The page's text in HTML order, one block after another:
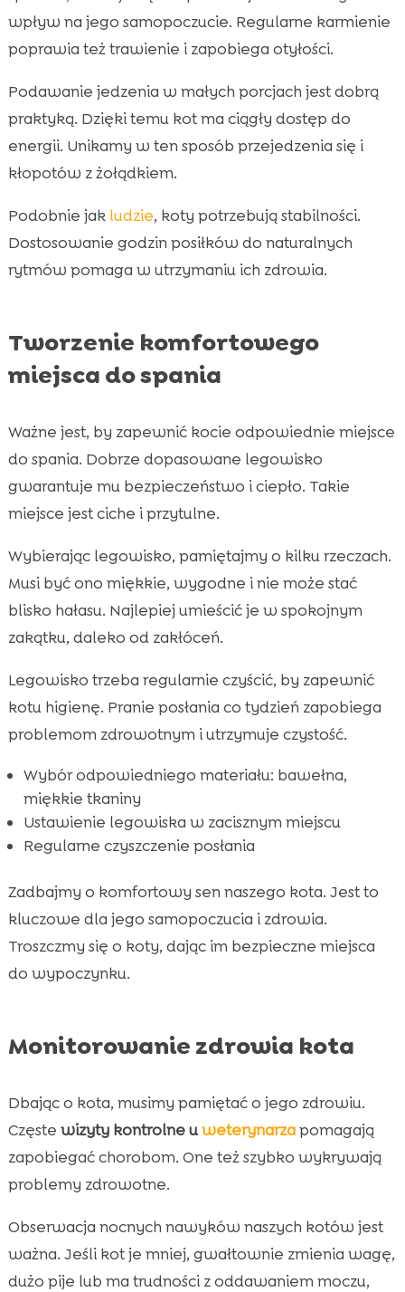
wpływ na jego samopoczucie. Regularne karmienie
poprawia też trawienie i zapobiega otyłości.
Podawanie jedzenia w małych porcjach jest dobrą
praktyką. Dzięki temu kot ma ciągły dostęp do
energii. Unikamy w ten sposób przejedzenia się i
kłopotów z żołądkiem.
Podobnie jak ludzie, koty potrzebują stabilności.
Dostosowanie godzin posiłków do naturalnych
rytmów pomaga w utrzymaniu ich zdrowia.
Tworzenie komfortowego
miejsca do spania
Ważne jest, by zapewnić kocie odpowiednie miejsce
do spania. Dobrze dopasowane legowisko
gwarantuje mu bezpieczeństwo i ciepło. Takie
miejsce jest ciche i przytulne.
Wybierając legowisko, pamiętajmy o kilku rzeczach.
Musi być ono miękkie, wygodne i nie może stać
blisko hałasu. Najlepiej umieścić je w spokojnym
zakątku, daleko od zakłóceń.
Legowisko trzeba regularnie czyścić, by zapewnić
kotu higienę. Pranie posłania co tydzień zapobiega
problemom zdrowotnym i utrzymuje czystość.
Wybór odpowiedniego materiału: bawełna,
miękkie tkaniny
Ustawienie legowiska w zacisznym miejscu
Regularne czyszczenie posłania
Zadbajmy o komfortowy sen naszego kota. Jest to
kluczowe dla jego samopoczucia i zdrowia.
Troszczmy się o koty, dając im bezpieczne miejsca
do wypoczynku.
Monitorowanie zdrowia kota
Dbając o kota, musimy pamiętać o jego zdrowiu.
Częste wizyty kontrolne uweterynarzapomagają
zapobiegać chorobom. One też szybko wykrywają
problemy zdrowotne.
Obserwacja nocnych nawyków naszych kotów jest
ważna. Jeśli kot je mniej, gwałtownie zmienia wagę,
dużo pije lub ma trudności z oddawaniem moczu,